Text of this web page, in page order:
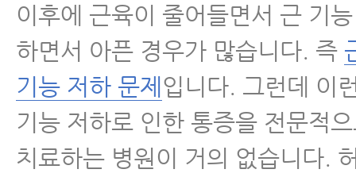
이후에 근육이 줄어들면서 근 기
하면서 아픈 경우가 많습니다. 즉
기능 저하 문제 입니다. 그런데 이
기능 저하로 인한 통증을 전문적
치료하는 병원이 거의 없습니다.